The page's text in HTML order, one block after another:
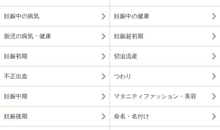
妊娠中の病気 妊娠中の健康
胎児の病気・健康 妊娠超初期
妊娠初期 切迫流産
不正出血 つわり
妊娠中期 マタニティファッション・美容
妊娠後期 命名・名付け